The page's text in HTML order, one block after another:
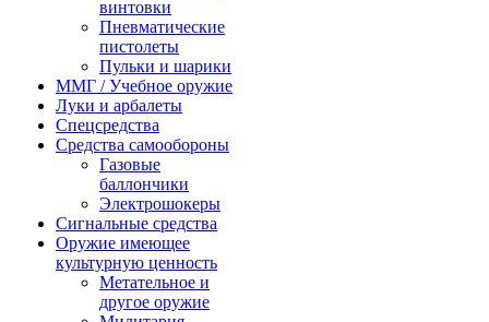
винтовки
Пневматические
пистолеты
Пульки и шарики
ММГ / Учебное оружие
Луки и арбалеты
Спецсредства
Средства самообороны
Газовые
баллончики
Электрошокеры
Сигнальные средства
Оружие имеющее
культурную ценность
Метательное и
другое оружие